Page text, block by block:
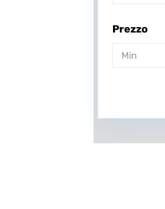
Prezzo